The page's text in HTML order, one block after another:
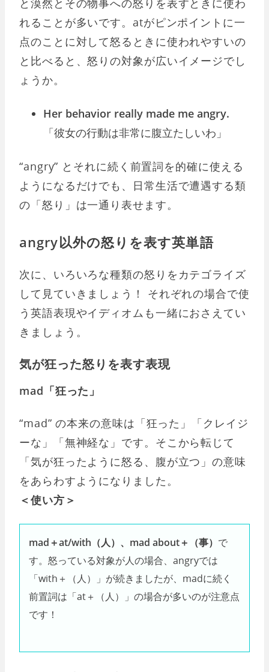
と漠然とその物事への怒りを表すときに使わ
れることが多いです。atがピンポイントに一
点のことに対して怒るときに使われやすいの
と比べると、怒りの対象が広いイメージでし
ょうか。
Her behavior really made me angry.
「彼女の行動は非常に腹立たしいわ」
“angry” とそれに続く前置詞を的確に使える
ようになるだけでも、日常生活で遭遇する類
の「怒り」は一通り表せます。
angry以外の怒りを表す英単語
次に、いろいろな種類の怒りをカテゴライズ
して見ていきましょう！ それぞれの場合で使
う英語表現やイディオムも一緒におさえてい
きましょう。
気が狂った怒りを表す表現
mad「狂った」
“mad” の本来の意味は「狂った」「クレイジ
ーな」「無神経な」です。そこから転じて
「気が狂ったように怒る、腹が立つ」の意味
をあらわすようになりました。
＜使い方＞
mad＋at/with（人）、mad about＋（事） で
す。怒っている対象が人の場合、angryでは
「with＋（人）」が続きましたが、madに続く
前置詞は「at＋（人）」の場合が多いのが注意点
です！